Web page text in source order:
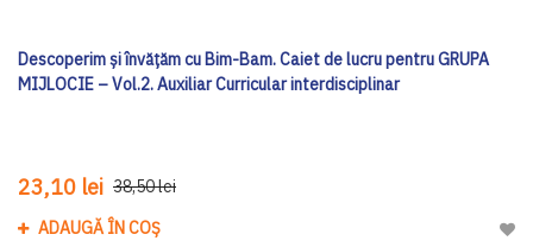
Descoperim și învățăm cu Bim-Bam. Caiet de lucru pentru GRUPA
MIJLOCIE – Vol.2. Auxiliar Curricular interdisciplinar
23,10 lei 38,50 lei
ADAUGĂ ÎN COȘ